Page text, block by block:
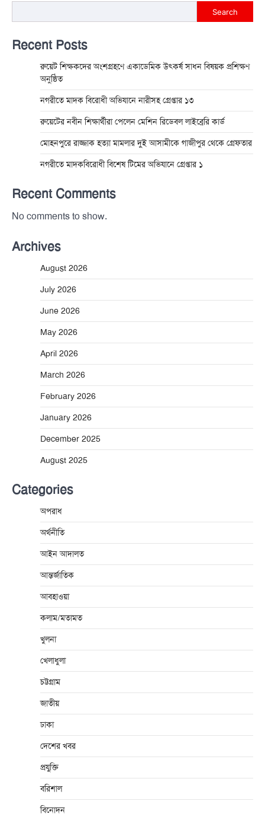
Search
Recent Posts
রুয়েট শিক্ষকদের অংশগ্রহণে একাডেমিক উৎকর্ষ সাধন বিষয়ক প্রশিক্ষণ
অনুষ্ঠিত
নগরীতে মাদক বিরোধী অভিযানে নারীসহ গ্রেপ্তার ১৩
রুয়েটের নবীন শিক্ষার্থীরা পেলেন মেশিন রিডেবল লাইব্রেরি কার্ড
মোহনপুরে রাজ্জাক হত্যা মামলার দুই আসামীকে গাজীপুর থেকে গ্রেফতার
নগরীতে মাদকবিরোধী বিশেষ টিমের অভিযানে গ্রেপ্তার ১
Recent Comments
No comments to show.
Archives
August 2026
July 2026
June 2026
May 2026
April 2026
March 2026
February 2026
January 2026
December 2025
August 2025
Categories
অপরাধ
অর্থনীতি
আইন আদালত
আন্তর্জাতিক
আবহাওয়া
কলাম/মতামত
খুলনা
খেলাধুলা
চট্টগ্রাম
জাতীয়
ঢাকা
দেশের খবর
প্রযুক্তি
বরিশাল
বিনোদন